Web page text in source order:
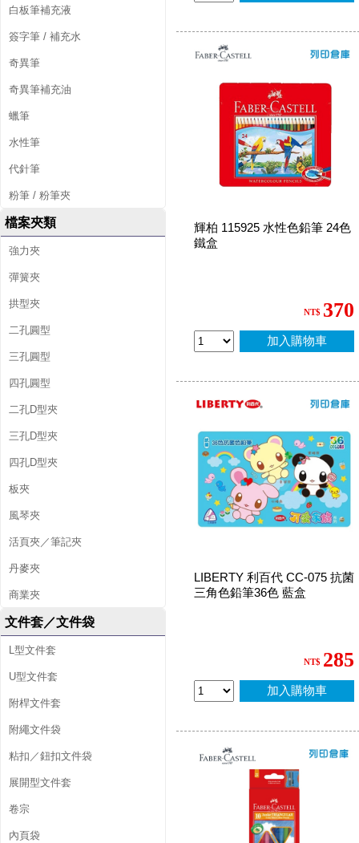
白板筆補充液
簽字筆 / 補充水
奇異筆
奇異筆補充油
蠟筆
水性筆
代針筆
粉筆 / 粉筆夾
檔案夾類
強力夾
彈簧夾
拱型夾
二孔圓型
三孔圓型
四孔圓型
二孔D型夾
三孔D型夾
四孔D型夾
板夾
風琴夾
活頁夾／筆記夾
丹麥夾
商業夾
文件套／文件袋
L型文件套
U型文件套
附桿文件套
附繩文件袋
粘扣／鈕扣文件袋
展開型文件套
卷宗
內頁袋
輝柏 115925 水性色鉛筆 24色
鐵盒
NT$ 370
加入購物車
LIBERTY 利百代 CC-075 抗菌
三角色鉛筆36色 藍盒
NT$ 285
加入購物車